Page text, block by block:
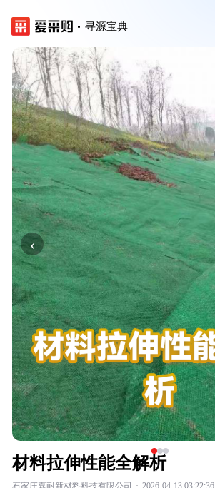
寻源宝典
‹
材料拉伸性能全解析
石家庄嘉耐新材料科技有限公司 · 2026-04-13 03:22:36